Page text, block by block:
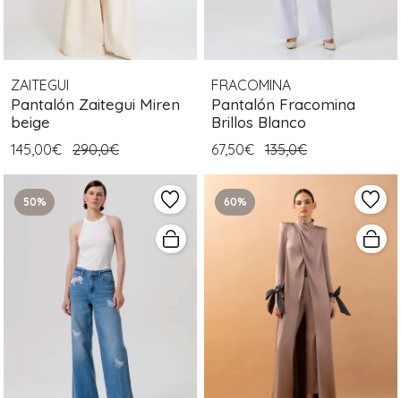
ZAITEGUI
Pantalón Zaitegui Miren
beige
145,00€ 290,0€
FRACOMINA
Pantalón Fracomina
Brillos Blanco
67,50€ 135,0€
50% 60%